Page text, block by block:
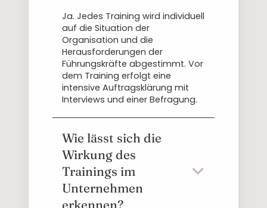
Ja. Jedes Training wird individuell
auf die Situation der
Organisation und die
Herausforderungen der
Führungskräfte abgestimmt. Vor
dem Training erfolgt eine
intensive Auftragsklärung mit
Interviews und einer Befragung.
Wie lässt sich die
Wirkung des
Trainings im
Unternehmen
erkennen?